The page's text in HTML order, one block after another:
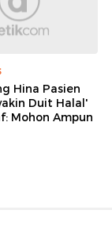
Hina Pasien
Duit Halal'
Mohon Ampun